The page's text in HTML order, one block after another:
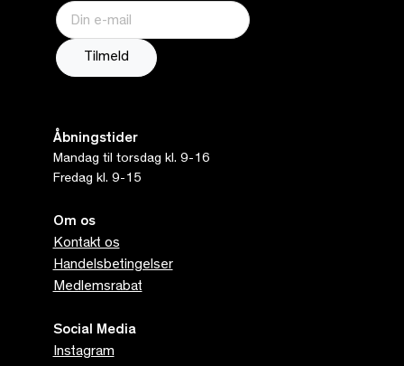
Åbningstider
Mandag til torsdag kl. 9-16
Fredag kl. 9-15
Om os
Kontakt os
Handelsbetingelser
Medlemsrabat
Social Media
Instagram